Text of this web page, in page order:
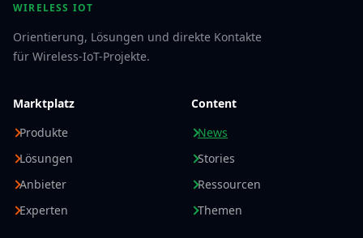
WIRELESS IOT
Orientierung, Lösungen und direkte Kontakte
für Wireless-IoT-Projekte.
Marktplatz
Produkte
Lösungen
Anbieter
Experten
Content
News
Stories
Ressourcen
Themen